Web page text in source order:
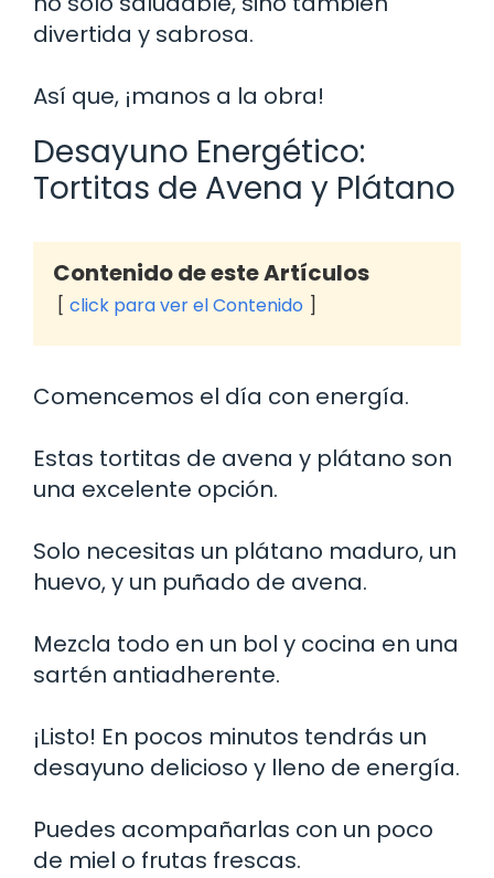
divertida y sabrosa.
Así que, ¡manos a la obra!
Desayuno Energético:
Tortitas de Avena y Plátano
Contenido de este Artículos
click para ver el Contenido
Comencemos el día con energía.
Estas tortitas de avena y plátano son
una excelente opción.
Solo necesitas un plátano maduro, un
huevo, y un puñado de avena.
Mezcla todo en un bol y cocina en una
sartén antiadherente.
¡Listo! En pocos minutos tendrás un
desayuno delicioso y lleno de energía.
Puedes acompañarlas con un poco
de miel o frutas frescas.